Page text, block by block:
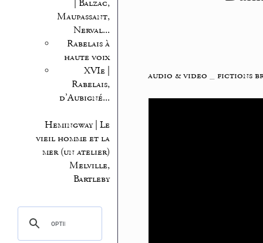
| Balzac,
Maupassant,
Nerval...
Rabelais à
haute voix
XVIe |
Rabelais,
d’Aubigné...
Hemingway | Le
vieil homme et la
mer (un atelier)
Melville,
Bartleby
audio & video fictions